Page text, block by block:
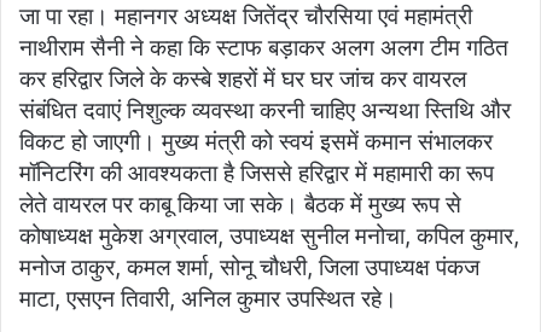
जा पा रहा। महानगर अध्यक्ष जितेंद्र चौरसिया एवं महामंत्री
नाथीराम सैनी ने कहा कि स्टाफ बड़ाकर अलग अलग टीम गठित
कर हरिद्वार जिले के कस्बे शहरों में घर घर जांच कर वायरल
संबंधित दवाएं निशुल्क व्यवस्था करनी चाहिए अन्यथा स्तिथि और
विकट हो जाएगी। मुख्य मंत्री को स्वयं इसमें कमान संभालकर
मॉनिटरिंग की आवश्यकता है जिससे हरिद्वार में महामारी का रूप
लेते वायरल पर काबू किया जा सके। बैठक में मुख्य रूप से
कोषाध्यक्ष मुकेश अग्रवाल, उपाध्यक्ष सुनील मनोचा, कपिल कुमार,
मनोज ठाकुर, कमल शर्मा, सोनू चौधरी, जिला उपाध्यक्ष पंकज
माटा, एसएन तिवारी, अनिल कुमार उपस्थित रहे।